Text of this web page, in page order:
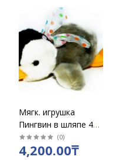
Мягк. игрушка
Пингвин в шляпе 40
см / ZM55(0)
4,200.00₸